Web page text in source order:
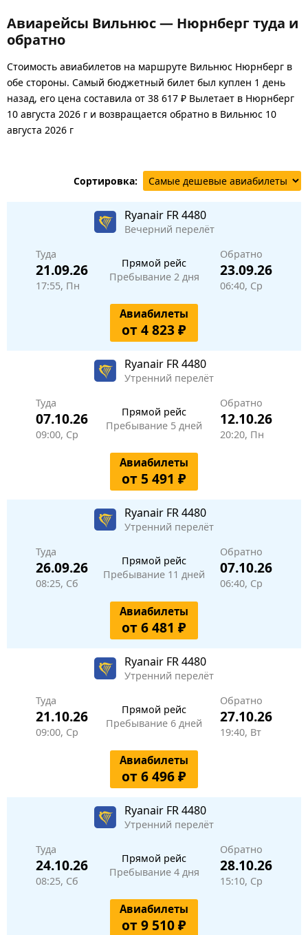
Авиарейсы Вильнюс — Нюрнберг туда и
обратно
Стоимость авиабилетов на маршруте Вильнюс Нюрнберг в
обе стороны. Самый бюджетный билет был куплен 1 день
назад, его цена составила от 38 617 ₽ Вылетает в Нюрнберг
10 августа 2026 г и возвращается обратно в Вильнюс 10
августа 2026 г
Сортировка:
Ryanair FR 4480
Вечерний перелёт
Туда
21.09.26
17:55, Пн
Прямой рейс
Пребывание 2 дня
Обратно
23.09.26
06:40, Ср
Авиабилеты
от 4 823 ₽
Ryanair FR 4480
Утренний перелёт
Туда
07.10.26
09:00, Ср
Прямой рейс
Пребывание 5 дней
Обратно
12.10.26
20:20, Пн
Авиабилеты
от 5 491 ₽
Ryanair FR 4480
Утренний перелёт
Туда
26.09.26
08:25, Сб
Прямой рейс
Пребывание 11 дней
Обратно
07.10.26
06:40, Ср
Авиабилеты
от 6 481 ₽
Ryanair FR 4480
Утренний перелёт
Туда
21.10.26
09:00, Ср
Прямой рейс
Пребывание 6 дней
Обратно
27.10.26
19:40, Вт
Авиабилеты
от 6 496 ₽
Ryanair FR 4480
Утренний перелёт
Туда
24.10.26
08:25, Сб
Прямой рейс
Пребывание 4 дня
Обратно
28.10.26
15:10, Ср
Авиабилеты
от 9 510 ₽